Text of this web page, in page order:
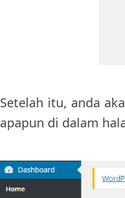
Setelah itu, anda
apapun di dalam